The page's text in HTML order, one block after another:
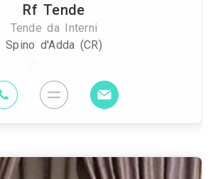
Rf Tende
Tende da Interni
Spino d'Adda (CR)